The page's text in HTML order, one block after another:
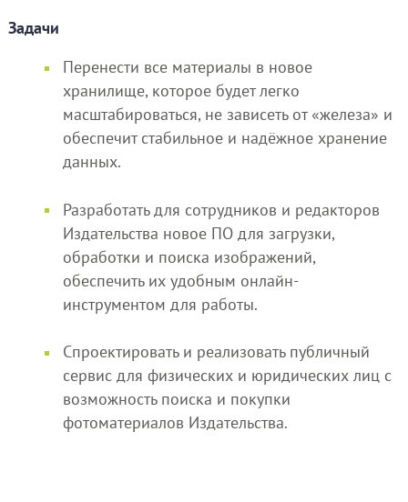
Задачи
Перенести все материалы в новое
хранилище, которое будет легко
масштабироваться, не зависеть от «железа» и
обеспечит стабильное и надёжное хранение
данных.
Разработать для сотрудников и редакторов
Издательства новое ПО для загрузки,
обработки и поиска изображений,
обеспечить их удобным онлайн-
инструментом для работы.
Спроектировать и реализовать публичный
сервис для физических и юридических лиц с
возможность поиска и покупки
фотоматериалов Издательства.